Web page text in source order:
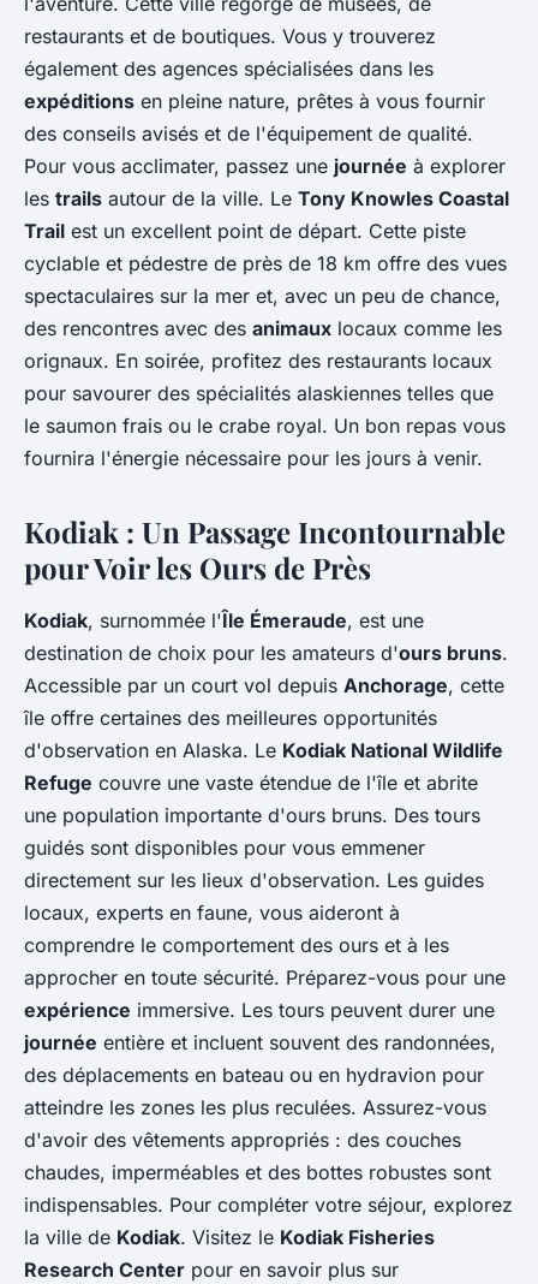
restaurants et de boutiques. Vous y trouverez
également des agences spécialisées dans les
expéditions en pleine nature, prêtes à vous fournir
des conseils avisés et de l'équipement de qualité.
Pour vous acclimater, passez une journée à explorer
les trails autour de la ville. Le Tony Knowles Coastal
Trail est un excellent point de départ. Cette piste
cyclable et pédestre de près de 18 km offre des vues
spectaculaires sur la mer et, avec un peu de chance,
des rencontres avec des animaux locaux comme les
orignaux. En soirée, profitez des restaurants locaux
pour savourer des spécialités alaskiennes telles que
le saumon frais ou le crabe royal. Un bon repas vous
fournira l'énergie nécessaire pour les jours à venir.
Kodiak : Un Passage Incontournable
pour Voir les Ours de Près
Kodiak, surnommée l'Île Émeraude, est une
destination de choix pour les amateurs d'ours bruns.
Accessible par un court vol depuis Anchorage, cette
île offre certaines des meilleures opportunités
d'observation en Alaska. Le Kodiak National Wildlife
Refuge couvre une vaste étendue de l'île et abrite
une population importante d'ours bruns. Des tours
guidés sont disponibles pour vous emmener
directement sur les lieux d'observation. Les guides
locaux, experts en faune, vous aideront à
comprendre le comportement des ours et à les
approcher en toute sécurité. Préparez-vous pour une
expérience immersive. Les tours peuvent durer une
journée entière et incluent souvent des randonnées,
des déplacements en bateau ou en hydravion pour
atteindre les zones les plus reculées. Assurez-vous
d'avoir des vêtements appropriés : des couches
chaudes, imperméables et des bottes robustes sont
indispensables. Pour compléter votre séjour, explorez
la ville de Kodiak. Visitez le Kodiak Fisheries
Research Center pour en savoir plus sur